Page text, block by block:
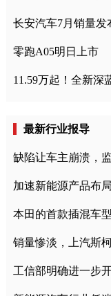
长安汽车7月销量发
零跑A05明日上市
11.59万起！全新深
最新行业报导
缺陷让车主崩溃，
加速新能源产品布
本田的首款插混车
销量惨淡，上汽斯
工信部明确进一步